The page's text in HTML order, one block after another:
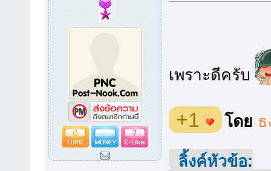
0 7
เพราะดีครับ
+1 โดย
ลิ้งค์หัวข้อ: